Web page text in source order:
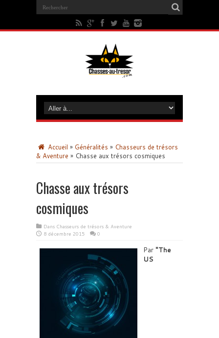
Accueil » Généralités » Chasseurs de trésors
& Aventure » Chasse aux trésors cosmiques
Chasse aux trésors
cosmiques
Dans Chasseurs de trésors & Aventure
8 décembre 2015
0
Par
The
US